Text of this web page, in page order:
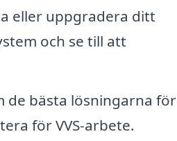
eller uppgradera ditt
och se till att
de bästa lösningarna för
för VVS-arbete.